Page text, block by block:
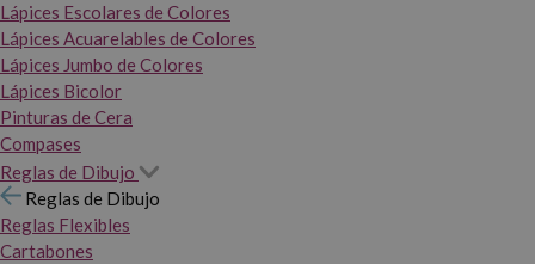
Lápices Escolares de Colores
Lápices Acuarelables de Colores
Lápices Jumbo de Colores
Lápices Bicolor
Pinturas de Cera
Compases
Reglas de Dibujo
Reglas de Dibujo
Reglas Flexibles
Cartabones